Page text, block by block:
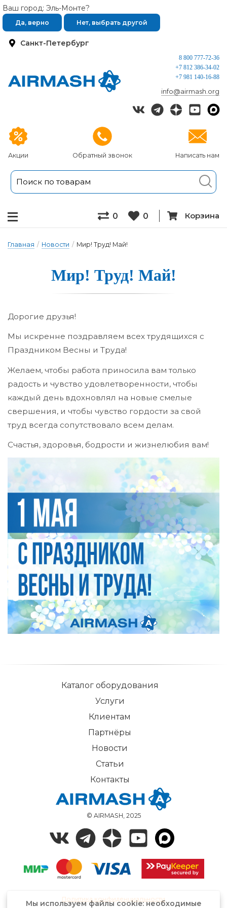
Санкт-Петербург
Ваш город: Эль-Монте?
Да, верно Нет, выбрать другой
Акции Обратный звонок Написать нам
8 800 777-72-36
+7 812 386-34-02
+7 981 140-16-88
info@airmash.org
0 0 Корзина
Главная / Новости / Мир! Труд! Май!
Мир! Труд! Май!
Дорогие друзья!
Мы искренне поздравляем всех трудящихся с
Праздником Весны и Труда!
Желаем, чтобы работа приносила вам только
радость и чувство удовлетворенности, чтобы
каждый день вдохновлял на новые смелые
свершения, и чтобы чувство гордости за свой
труд всегда сопутствовало всем делам.
Счастья, здоровья, бодрости и жизнелюбия вам!
© AIRMASH, 2025
Каталог оборудования
Услуги
Клиентам
Партнёры
Новости
Статьи
Контакты
Политика конфиденциальности
Мы используем файлы cookie: необходимые